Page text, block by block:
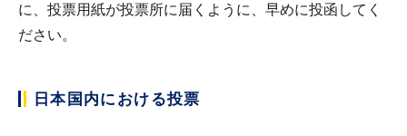
に、投票用紙が投票所に届くように、早めに投函してく
ださい。
日本国内における投票